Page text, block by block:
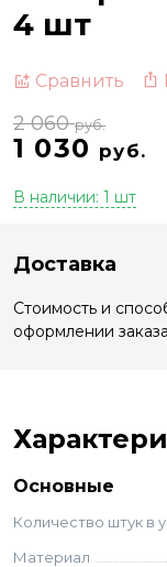
4 шт
Сравнить
1 030 руб.
2 060руб.
В наличии: 1 шт
Доставка
Стоимость и
оформлении
Основные
Количество штук в
Материал